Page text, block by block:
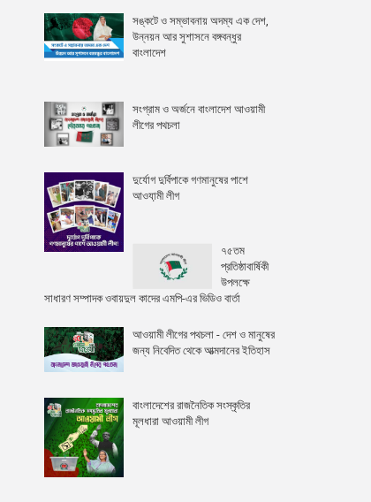
সঙ্কটে ও সম্ভাবনায় অদম্য এক দেশ,
উন্নয়ন আর সুশাসনে বঙ্গবন্ধুর
বাংলাদেশ
সংগ্রাম ও অর্জনে বাংলাদেশ আওয়ামী
লীগের পথচলা
দুর্যোগ দুর্বিপাকে গণমানুষের পাশে
আওযা়মী লীগ
৭৫তম
প্রতিষ্ঠাবার্ষিকী
উপলক্ষে
সাধারণ সম্পাদক ওবায়দুল কাদের এমপি-এর ভিডিও বার্তা
আওয়ামী লীগের পথচলা - দেশ ও মানুষের
জন্য নিবেদিত থেকে আত্মদানের ইতিহাস
বাংলাদেশের রাজনৈতিক সংস্কৃতির
মূলধারা আওয়ামী লীগ